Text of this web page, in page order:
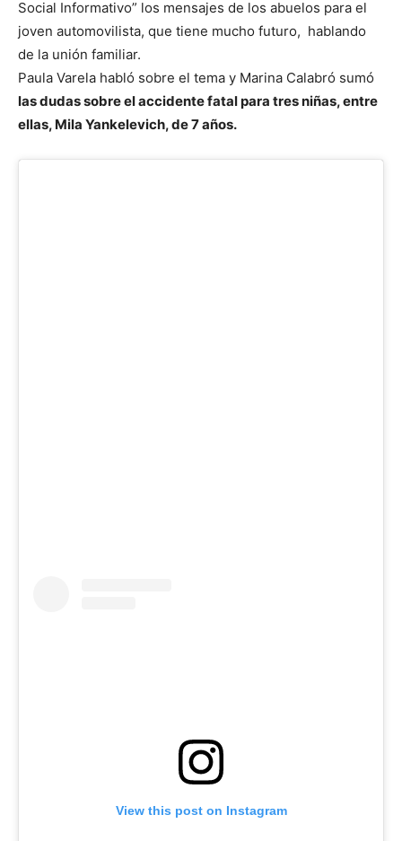
Social Informativo” los mensajes de los abuelos para el
joven automovilista, que tiene mucho futuro, hablando
de la unión familiar.
Paula Varela habló sobre el tema y Marina Calabró sumó
las dudas sobre el accidente fatal para tres niñas, entre
ellas, Mila Yankelevich, de 7 años.
View this post on Instagram